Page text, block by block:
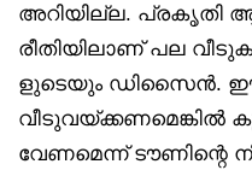
അറിയില്ല. പ്രകൃതി
രീതിയിലാണ് പല വീടുക
ളുടെയും ഡിസൈൻ. ഈ
വേണമെന്ന് ടൗണിന്റെ